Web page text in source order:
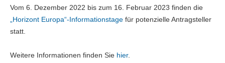
Vom 6. Dezember 2022 bis zum 16. Februar 2023 finden die
„Horizont Europa“-Informationstage für potenzielle Antragsteller
statt.
Weitere Informationen finden Sie hier.